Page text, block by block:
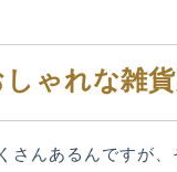
ゃれな雑
さんあるんですが